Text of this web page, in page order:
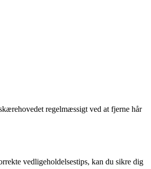
regelmæssigt ved at fjerne hår
vedligeholdelsestips, kan du sikre dig